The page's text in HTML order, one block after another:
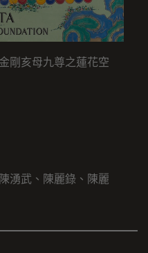
剛亥母九尊之蓮花空
湧武、陳麗錄、陳麗